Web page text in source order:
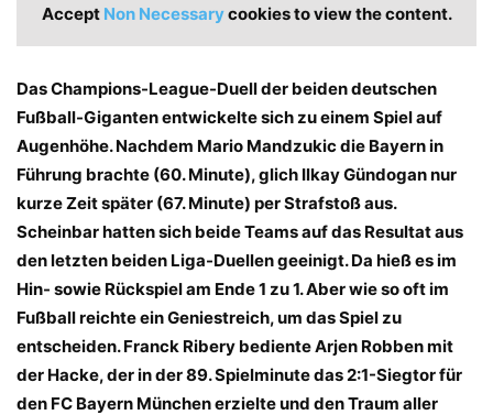
Accept Non Necessarycookies to view the content.
Das Champions-League-Duell der beiden deutschen
Fußball-Giganten entwickelte sich zu einem Spiel auf
Augenhöhe. Nachdem Mario Mandzukic die Bayern in
Führung brachte (60. Minute), glich Ilkay Gündogan nur
kurze Zeit später (67. Minute) per Strafstoß aus.
Scheinbar hatten sich beide Teams auf das Resultat aus
den letzten beiden Liga-Duellen geeinigt. Da hieß es im
Hin- sowie Rückspiel am Ende 1 zu 1. Aber wie so oft im
Fußball reichte ein Geniestreich, um das Spiel zu
entscheiden. Franck Ribery bediente Arjen Robben mit
der Hacke, der in der 89. Spielminute das 2:1-Siegtor für
den FC Bayern München erzielte und den Traum aller